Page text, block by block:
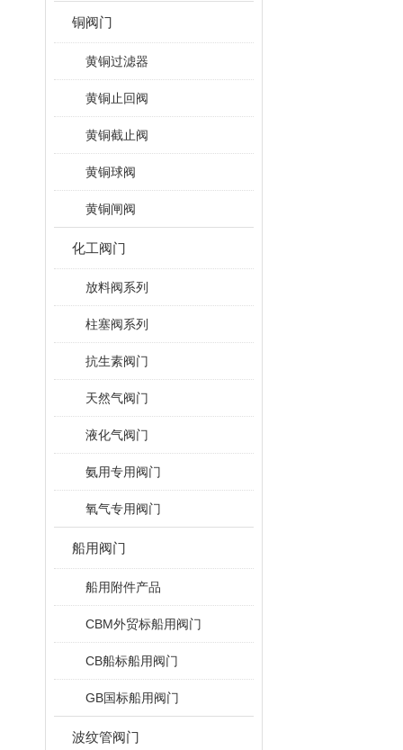
铜阀门
黄铜过滤器
黄铜止回阀
黄铜截止阀
黄铜球阀
黄铜闸阀
化工阀门
放料阀系列
柱塞阀系列
抗生素阀门
天然气阀门
液化气阀门
氨用专用阀门
氧气专用阀门
船用阀门
船用附件产品
CBM外贸标船用阀门
CB船标船用阀门
GB国标船用阀门
波纹管阀门